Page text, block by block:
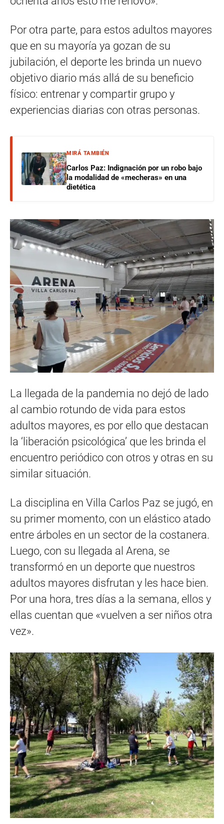
Por otra parte, para estos adultos mayores
que en su mayoría ya gozan de su
jubilación, el deporte les brinda un nuevo
objetivo diario más allá de su beneficio
físico: entrenar y compartir grupo y
experiencias diarias con otras personas.
MIRÁ TAMBIÉN
Carlos Paz: Indignación por un robo bajo
la modalidad de «mecheras» en una
dietética
La llegada de la pandemia no dejó de lado
al cambio rotundo de vida para estos
adultos mayores, es por ello que destacan
la ‘liberación psicológica’ que les brinda el
encuentro periódico con otros y otras en su
similar situación.
La disciplina en Villa Carlos Paz se jugó, en
su primer momento, con un elástico atado
entre árboles en un sector de la costanera.
Luego, con su llegada al Arena, se
transformó en un deporte que nuestros
adultos mayores disfrutan y les hace bien.
Por una hora, tres días a la semana, ellos y
ellas cuentan que «vuelven a ser niños otra
vez».